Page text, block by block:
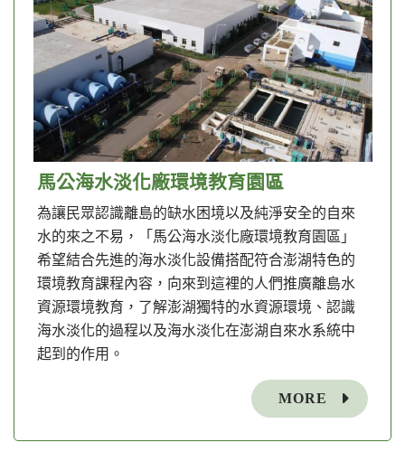
馬公海水淡化廠環境教育園區
為讓民眾認識離島的缺水困境以及純淨安全的自來
水的來之不易，「馬公海水淡化廠環境教育園區」
希望結合先進的海水淡化設備搭配符合澎湖特色的
環境教育課程內容，向來到這裡的人們推廣離島水
資源環境教育，了解澎湖獨特的水資源環境、認識
海水淡化的過程以及海水淡化在澎湖自來水系統中
起到的作用。
MORE